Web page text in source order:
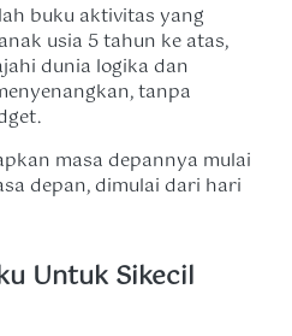
buku aktivitas yang
usia 5 tahun ke atas,
dunia logika dan
tanpa
masa depannya mulai
depan, dimulai dari hari
Untuk Sikecil